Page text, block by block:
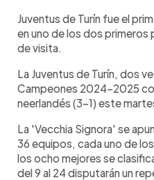
► Escuchar
Juventus de Turín fue el
en uno de los dos
de visita.
La Juventus de Turín, dos
Campeones 2024-2025
neerlandés (3-1) este
La 'Vecchia Signora' se
36 equipos, cada uno de
los ocho mejores se
del 9 al 24 disputarán un